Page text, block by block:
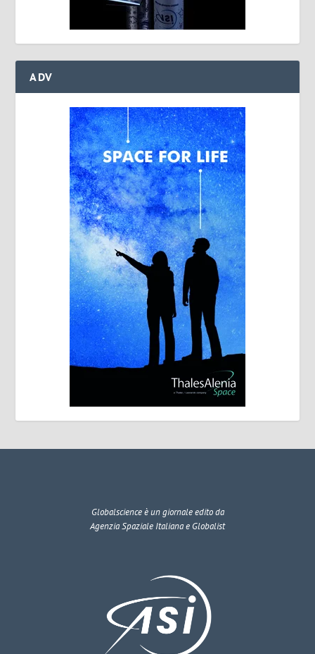
ADV
Globalscienceè un giornale edito da
Agenzia Spaziale Italiana e Globalist